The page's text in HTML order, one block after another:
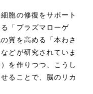
胞の修復をサポート
「プラズマローゲ
質を高める「本わさ
どが研究されていま
を作りつつ、こうし
ることで、脳のリカ